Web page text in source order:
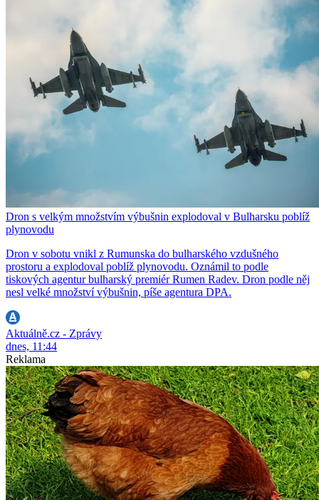
Dron s velkým množstvím výbušnin explodoval v Bulharsku poblíž
plynovodu
Dron v sobotu vnikl z Rumunska do bulharského vzdušného
prostoru a explodoval poblíž plynovodu. Oznámil to podle
tiskových agentur bulharský premiér Rumen Radev. Dron podle něj
nesl velké množství výbušnin, píše agentura DPA.
Aktuálně.cz - Zprávy
dnes, 11:44
Reklama